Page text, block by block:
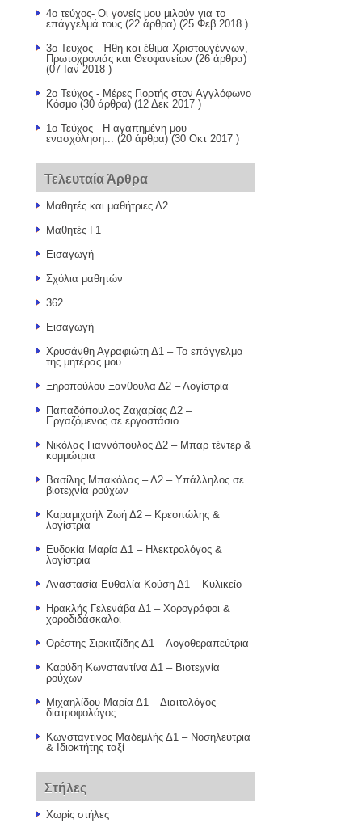
4ο τεύχος- Οι γονείς μου μιλούν για το
επάγγελμά τους (22 άρθρα) (25 Φεβ 2018 )
3ο Τεύχος - Ήθη και έθιμα Χριστουγέννων,
Πρωτοχρονιάς και Θεοφανείων (26 άρθρα)
(07 Ιαν 2018 )
2ο Τεύχος - Μέρες Γιορτής στον Αγγλόφωνο
Κόσμο (30 άρθρα) (12 Δεκ 2017 )
1ο Τεύχος - Η αγαπημένη μου
ενασχόληση... (20 άρθρα) (30 Οκτ 2017 )
Τελευταία Άρθρα
Μαθητές και μαθήτριες Δ2
Μαθητές Γ1
Εισαγωγή
Σχόλια μαθητών
362
Εισαγωγή
Χρυσάνθη Αγραφιώτη Δ1 – Το επάγγελμα
της μητέρας μου
Ξηροπούλου Ξανθούλα Δ2 – Λογίστρια
Παπαδόπουλος Ζαχαρίας Δ2 –
Εργαζόμενος σε εργοστάσιο
Νικόλας Γιαννόπουλος Δ2 – Μπαρ τέντερ &
κομμώτρια
Βασίλης Μπακόλας – Δ2 – Υπάλληλος σε
βιοτεχνία ρούχων
Καραμιχαήλ Ζωή Δ2 – Κρεοπώλης &
λογίστρια
Ευδοκία Μαρία Δ1 – Ηλεκτρολόγος &
λογίστρια
Αναστασία-Ευθαλία Κούση Δ1 – Κυλικείο
Ηρακλής Γελενάβα Δ1 – Χορογράφοι &
χοροδιδάσκαλοι
Ορέστης Σιρκιτζίδης Δ1 – Λογοθεραπεύτρια
Καρύδη Κωνσταντίνα Δ1 – Βιοτεχνία
ρούχων
Μιχαηλίδου Μαρία Δ1 – Διαιτολόγος-
διατροφολόγος
Κωνσταντίνος Μαδεμλής Δ1 – Νοσηλεύτρια
& Ιδιοκτήτης ταξί
Στήλες
Χωρίς στήλες